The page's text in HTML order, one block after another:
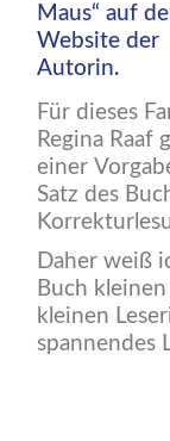
Für dieses
Regina Raaf
einer
Satz des
Daher weiß
Buch
kleinen
spannendes
Maus“ auf
Website der
Autorin.